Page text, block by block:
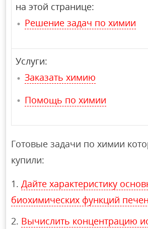
на этой странице:
Решение задач по химии
Услуги:
Заказать химию
Помощь по химии
Готовые задачи по химии
купили:
Дайте характеристику
биохимических функций
Вычислить концентрацию